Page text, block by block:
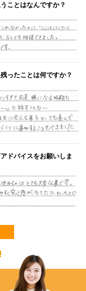
ことはなんですか？
ったことは何ですか？
ドバイスをお願いしま